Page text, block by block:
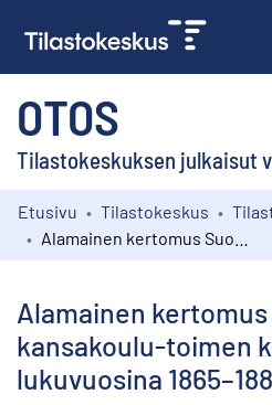
OTOS
Tilastokeskuksen julkaisut
Kokoelmat
Etusivu Tilastokeskus
Alamainen
kansakoulu-toimen
lukuvuosina